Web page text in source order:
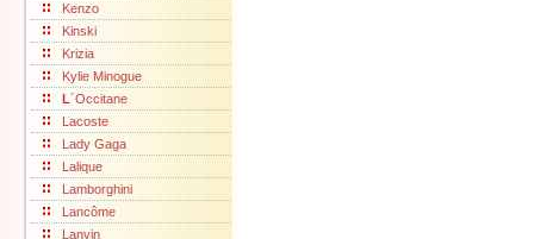
Kenzo
Kinski
Krizia
Kylie Minogue
L´Occitane
Lacoste
Lady Gaga
Lalique
Lamborghini
Lancôme
Lanvin